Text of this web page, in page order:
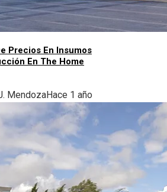
Precios En Insumos
En The Home
MendozaHace 1 año